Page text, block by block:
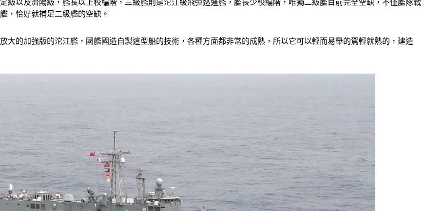
級以及濟陽級，艦長以上校編階，三級艦則是沱江級飛彈巡邏艦，艦長少校編階，唯獨二級艦目前完全空缺，不僅艦隊戰
，恰好就補足二級艦的空缺。
大的加強版的沱江艦，國艦國造自製這型船的技術，各種方面都非常的成熟，所以它可以輕而易舉的駕輕就熟的，建造